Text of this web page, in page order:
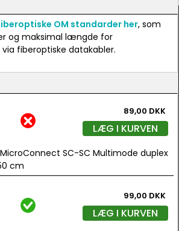
OM standarder her, som
og maksimal længde for
fiberoptiske datakabler.
89,00 DKK
LÆG I KURVEN
MicroConnect SC-SC Multimode duplex
cm
99,00 DKK
LÆG I KURVEN